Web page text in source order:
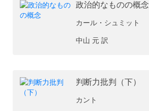
政治的なものの概念
カール・シュミット
中山 元 訳
判断力批判（下）
カント